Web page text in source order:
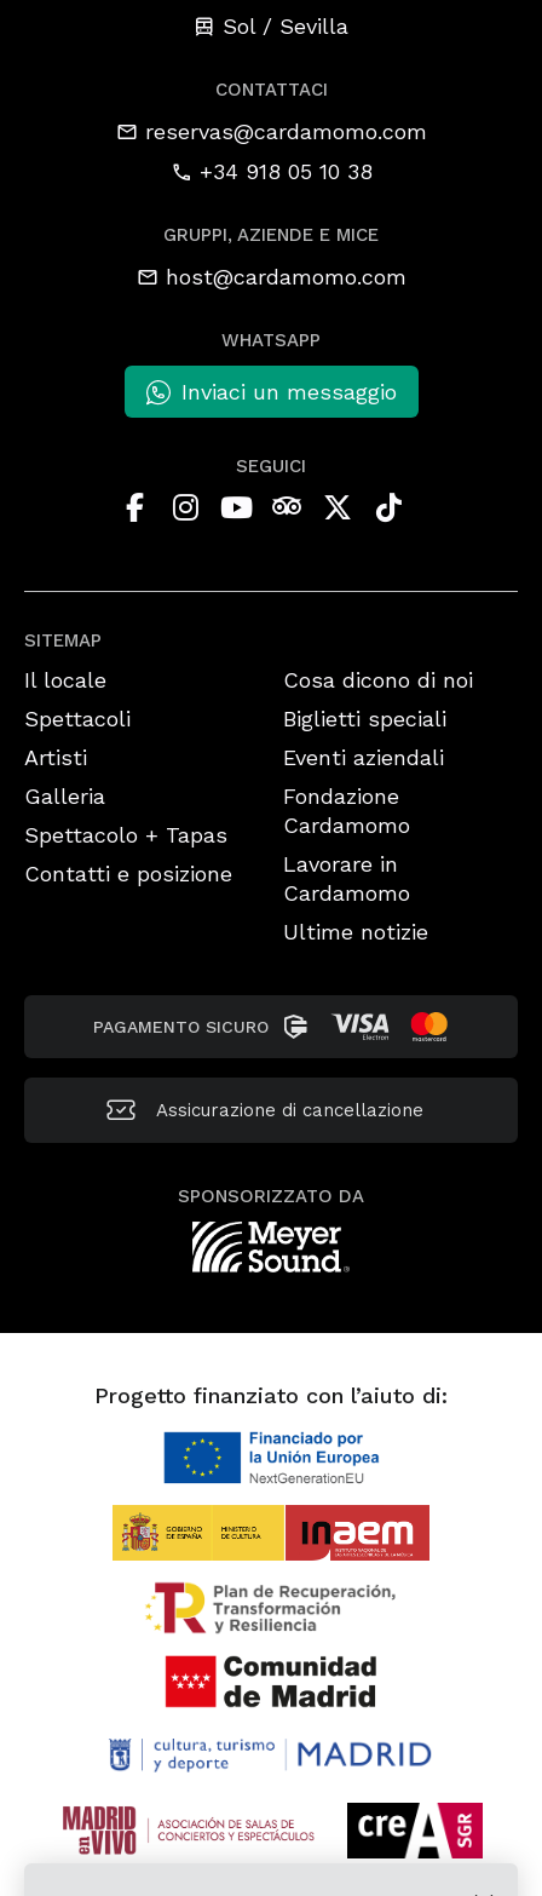
SITEMAP
Il locale
Spettacoli
Artisti
Galleria
Spettacolo + Tapas
Contatti e posizione
Cosa dicono di noi
Biglietti speciali
Eventi aziendali
Fondazione
Cardamomo
Lavorare in
Cardamomo
Ultime notizie
Sol / Sevilla
CONTATTACI
reservas@cardamomo.com
+34 918 05 10 38
GRUPPI, AZIENDE E MICE
host@cardamomo.com
WHATSAPP
Inviaci un messaggio
SEGUICI
PAGAMENTO SICURO
Assicurazione di cancellazione
SPONSORIZZATO DA
Progetto finanziato con l’aiuto di: